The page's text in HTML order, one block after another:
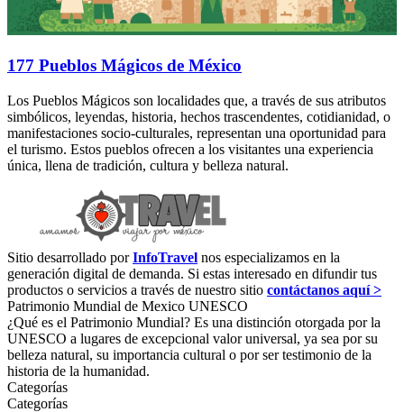
177 Pueblos Mágicos de México
Los Pueblos Mágicos son localidades que, a través de sus atributos
simbólicos, leyendas, historia, hechos trascendentes, cotidianidad, o
manifestaciones socio-culturales, representan una oportunidad para
el turismo. Estos pueblos ofrecen a los visitantes una experiencia
única, llena de tradición, cultura y belleza natural.
Sitio desarrollado porInfoTravel nos especializamos en la
generación digital de demanda. Si estas interesado en difundir tus
productos o servicios a través de nuestro sitio contáctanos aquí >
Patrimonio Mundial de Mexico UNESCO
¿Qué es el Patrimonio Mundial? Es una distinción otorgada por la
UNESCO a lugares de excepcional valor universal, ya sea por su
belleza natural, su importancia cultural o por ser testimonio de la
historia de la humanidad.
Categorías
Categorías